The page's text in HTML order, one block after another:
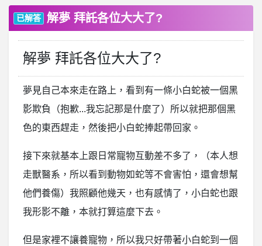
已解答 解夢 拜託各位大大了?
解夢 拜託各位大大了?
夢見自己本來走在路上，看到有一條小白蛇被一個黑
影欺負（抱歉...我忘記那是什麼了）所以就把那個黑
色的東西趕走，然後把小白蛇捧起帶回家。
接下來就基本上跟日常寵物互動差不多了，（本人想
走獸醫系，所以看到動物如蛇等不會害怕，還會想幫
他們養傷）我照顧他幾天，也有感情了，小白蛇也跟
我形影不離，本就打算這麼下去。
但是家裡不讓養寵物，所以我只好帶著小白蛇到一個